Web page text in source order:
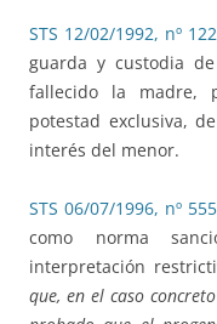
STS 12/02/1992, nº
guarda y custodia
fallecido la madre,
potestad exclusiva,
interés del menor.
STS 06/07/1996, nº
como norma
interpretación
que, en el caso